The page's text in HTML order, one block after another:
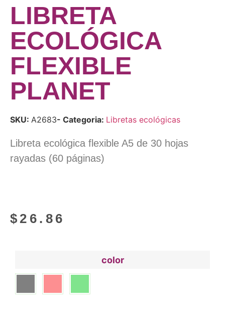
LIBRETA
ECOLÓGICA
FLEXIBLE
PLANET
SKU: A2683- Categoria: Libretas ecológicas
Libreta ecológica flexible A5 de 30 hojas
rayadas (60 páginas)
$ 26.86
color